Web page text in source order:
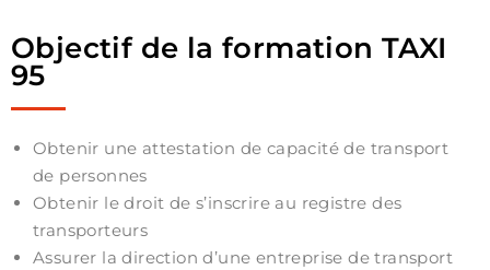
Objectif de la formation TAXI
95
Obtenir une attestation de capacité de transport
de personnes
Obtenir le droit de s’inscrire au registre des
transporteurs
Assurer la direction d’une entreprise de transport